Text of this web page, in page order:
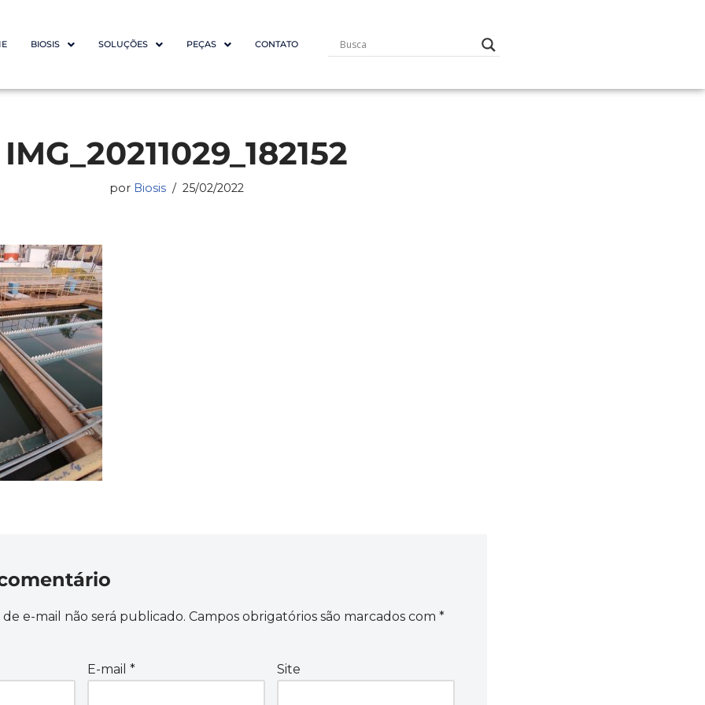
BIOSIS SOLUÇÕES PEÇAS CONTATO
IMG_20211029_182152
por Biosis 25/02/2022
e-mail não será publicado. Campos obrigatórios são marcados com *
E-mail * Site